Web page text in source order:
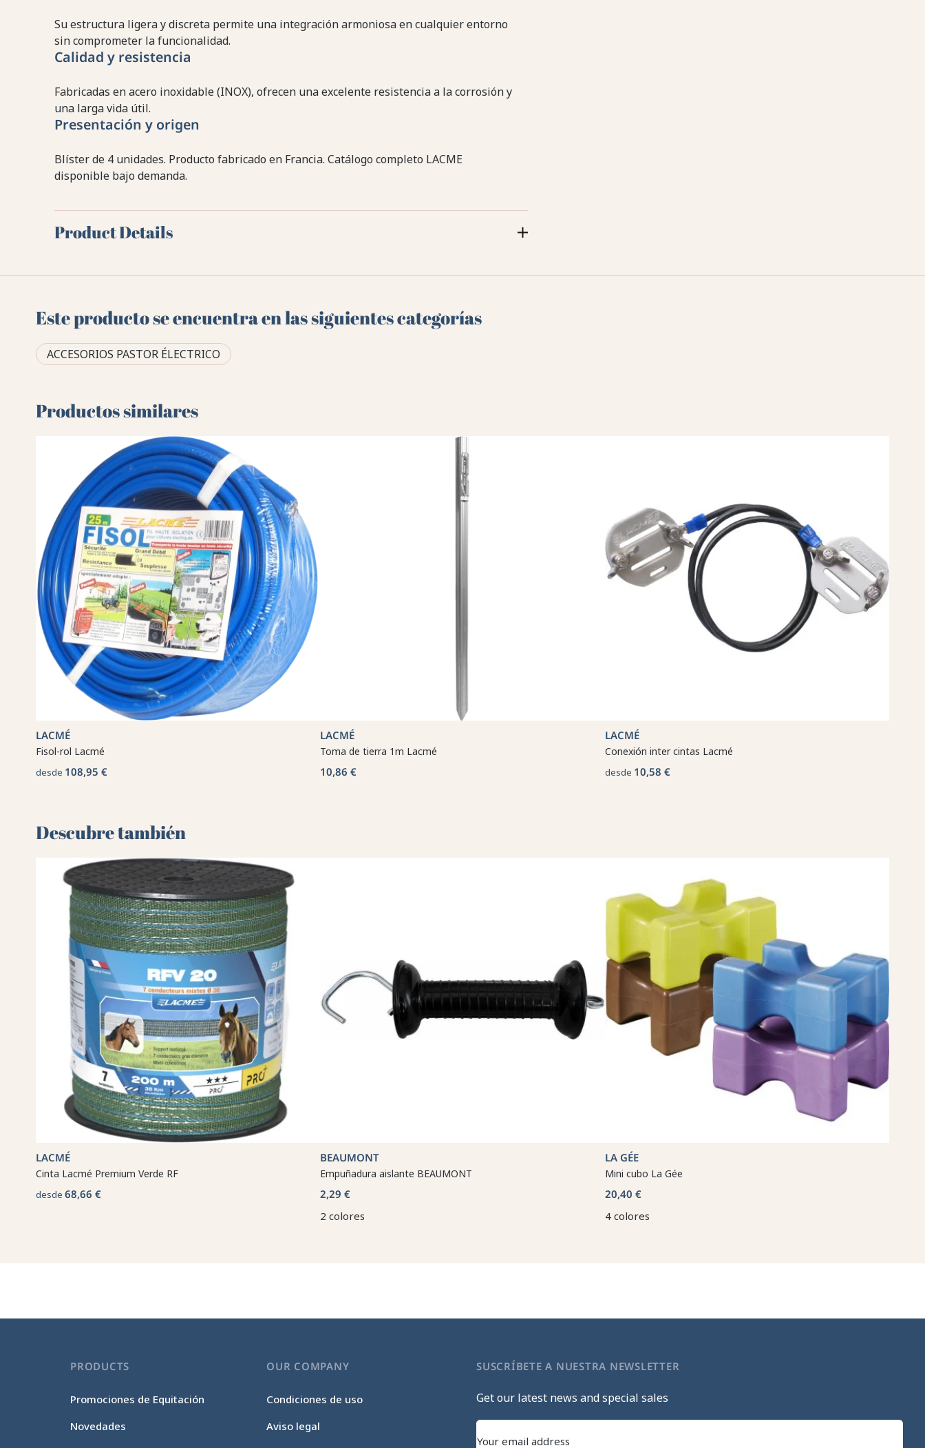
Su estructura ligera y discreta permite una integración armoniosa en cualquier entorno
sin comprometer la funcionalidad.
Calidad y resistencia
Fabricadas en acero inoxidable (INOX), ofrecen una excelente resistencia a la corrosión y
una larga vida útil.
Presentación y origen
Blíster de 4 unidades. Producto fabricado en Francia. Catálogo completo LACME
disponible bajo demanda.
Product Details
Este producto se encuentra en las siguientes categorías
ACCESORIOS PASTOR ÉLECTRICO
Productos similares
LACMÉ
Fisol-rol Lacmé
desde 108,95 €
LACMÉ
Toma de tierra 1m Lacmé
10,86 €
LACMÉ
Conexión inter cintas Lacmé
desde 10,58 €
Descubre también 🌻
LACMÉ
Cinta Lacmé Premium Verde RF
desde68,66 €
BEAUMONT
Empuñadura aislante BEAUMONT
2,29 €
2 colores
LA GÉE
Mini cubo La Gée
20,40 €
4 colores
PRODUCTS
Promociones de Equitación
Novedades
OUR COMPANY
Condiciones de uso
Aviso legal
SUSCRÍBETE A NUESTRA NEWSLETTER
Get our latest news and special sales